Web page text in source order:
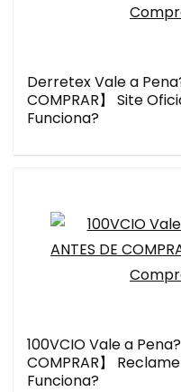
Derretex Vale a
COMPRAR】 Site
Funciona?
100VCIO Vale a
COMPRAR】
Funciona?